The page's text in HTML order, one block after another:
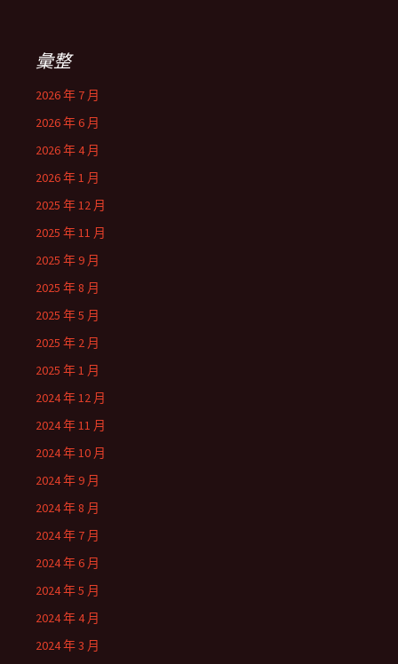
彙整
2026 年 7 月
2026 年 6 月
2026 年 4 月
2026 年 1 月
2025 年 12 月
2025 年 11 月
2025 年 9 月
2025 年 8 月
2025 年 5 月
2025 年 2 月
2025 年 1 月
2024 年 12 月
2024 年 11 月
2024 年 10 月
2024 年 9 月
2024 年 8 月
2024 年 7 月
2024 年 6 月
2024 年 5 月
2024 年 4 月
2024 年 3 月